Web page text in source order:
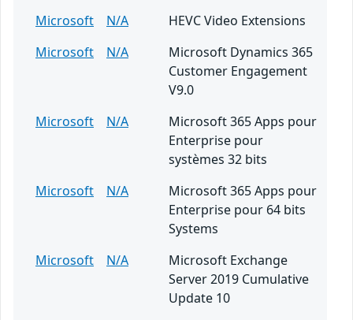
Microsoft
N/A
HEVC Video Extensions
Microsoft
N/A
Microsoft Dynamics 365
Customer Engagement
V9.0
Microsoft
N/A
Microsoft 365 Apps pour
Enterprise pour
systèmes 32 bits
Microsoft
N/A
Microsoft 365 Apps pour
Enterprise pour 64 bits
Systems
Microsoft
N/A
Microsoft Exchange
Server 2019 Cumulative
Update 10